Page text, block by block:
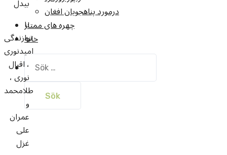
درمورد پناهجويان افغان
چهره های ممتاز
خانه
Sök
efter:
با
نوازندگی
امیدنوری
، اقبال
نوری ،
طلامحمد
و
عمران
علی
غزل